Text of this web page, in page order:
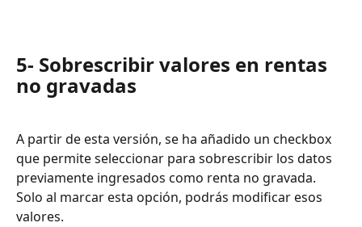
5- Sobrescribir valores en rentas
no gravadas
A partir de esta versión, se ha añadido un checkbox
que permite seleccionar para sobrescribir los datos
previamente ingresados como renta no gravada.
Solo al marcar esta opción, podrás modificar esos
valores.